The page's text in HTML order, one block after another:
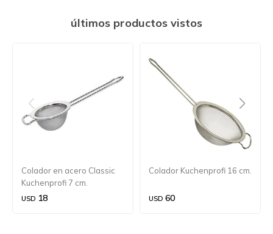
últimos productos vistos
Colador en acero Classic
Kuchenprofi 7 cm.
USD 18
Colador Kuchenprofi 16 cm.
USD 60